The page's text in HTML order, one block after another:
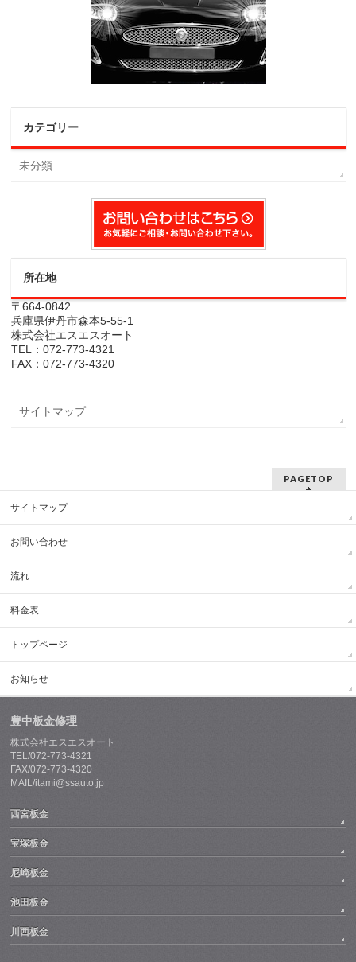
カテゴリー
未分類
所在地
〒664-0842
兵庫県伊丹市森本5-55-1
株式会社エスエスオート
TEL：072-773-4321
FAX：072-773-4320
サイトマップ
PAGETOP
サイトマップ
お問い合わせ
流れ
料金表
トップページ
お知らせ
豊中板金修理
株式会社エスエスオート
TEL/072-773-4321
FAX/072-773-4320
MAIL/itami@ssauto.jp
西宮板金
宝塚板金
尼崎板金
池田板金
川西板金